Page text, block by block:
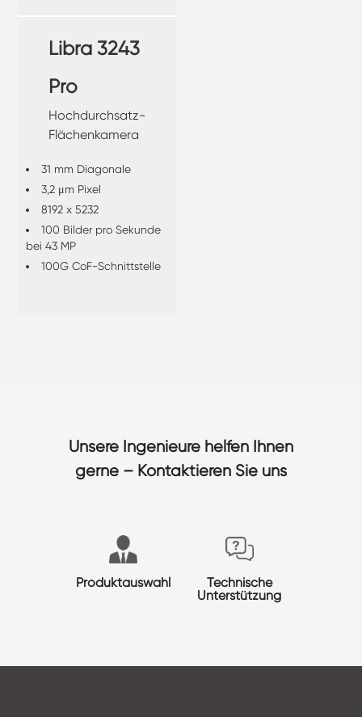
Libra 3243
Pro
Hochdurchsatz-
Flächenkamera
31 mm Diagonale
3,2 μm Pixel
8192 x 5232
100 Bilder pro Sekunde
bei 43 MP
100G CoF-Schnittstelle
Unsere Ingenieure helfen Ihnen
gerne – Kontaktieren Sie uns
Produktauswahl
Technische
Unterstützung